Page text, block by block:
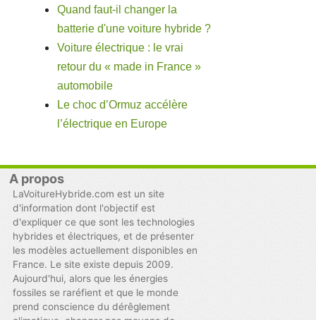
Quand faut-il changer la
batterie d'une voiture hybride ?
Voiture électrique : le vrai
retour du « made in France »
automobile
Le choc d’Ormuz accélère
l’électrique en Europe
A propos
LaVoitureHybride.com est un site
d'information dont l'objectif est
d'expliquer ce que sont les technologies
hybrides et électriques, et de présenter
les modèles actuellement disponibles en
France. Le site existe depuis 2009.
Aujourd'hui, alors que les énergies
fossiles se raréfient et que le monde
prend conscience du dérêglement